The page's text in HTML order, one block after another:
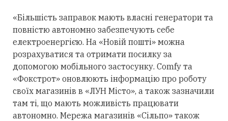
«Більшість заправок мають власні генератори та
повністю автономно забезпечують себе
електроенергією. На «Новій пошті» можна
розрахуватися та отримати посилку за
допомогою мобільного застосунку. Comfy та
«Фокстрот» оновлюють інформацію про роботу
своїх магазинів в «ЛУН Місто», а також зазначили
там ті, що мають можливість працювати
автономно. Мережа магазинів «Сільпо» також